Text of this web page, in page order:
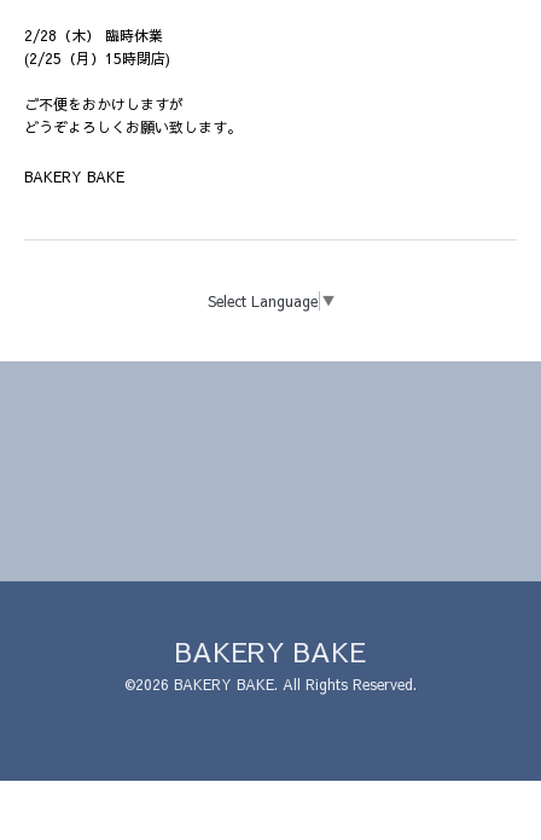
2/28（木） 臨時休業
(2/25（月）15時閉店)
ご不便をおかけしますが
どうぞよろしくお願い致します。
BAKERY BAKE
Select Language ▼
BAKERY BAKE
©2026 BAKERY BAKE. All Rights Reserved.